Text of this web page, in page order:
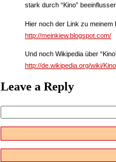
stark durch “Kino”
Hier noch der Link zu meinem
http://meinkiew.blogspot.com/
Und noch Wikipedia über
http://de.wikipedia.org/wiki/
Leave a Reply